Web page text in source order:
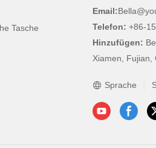
Tasche
Email:
Telefon: +86-
Hinzufügen:
Xiamen, Fujian,
Sprache